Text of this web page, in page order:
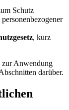
Schutz
, kurz
zur Anwendung
darüber.